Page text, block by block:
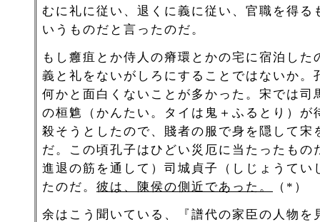
むに礼に従い、退くに義に従い、官職を得る
いうものだと言ったのだ。
もし癰疽とか侍人の瘠環とかの宅に宿泊した
義と礼をないがしろにすることではないか。
何かと面白くないことが多かった。宋では司
の桓魋（かんたい。タイは鬼＋ふるとり）が
殺そうとしたので、賤者の服で身を隠して宋
だ。この頃孔子はひどい災厄に当たったもの
進退の筋を通して）司城貞子（しじょうてい
たのだ。 彼は、陳侯の側近であった。
（*）
余はこう聞いている、『譜代の家臣の人物を